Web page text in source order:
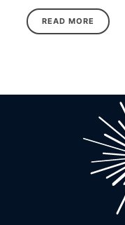
READ MORE